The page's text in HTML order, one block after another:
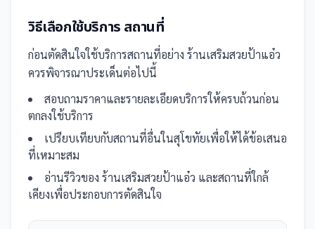
วิธีเลือกใช้บริการ สถานที่
ก่อนตัดสินใจใช้บริการสถานที่อย่าง ร้านเสริมสวยป้าแอ๋ว
ควรพิจารณาประเด็นต่อไปนี้
สอบถามราคาและรายละเอียดบริการให้ครบถ้วนก่อน
ตกลงใช้บริการ
เปรียบเทียบกับสถานที่อื่นในสุโขทัยเพื่อให้ได้ข้อเสนอ
ที่เหมาะสม
อ่านรีวิวของ ร้านเสริมสวยป้าแอ๋ว และสถานที่ใกล้
เคียงเพื่อประกอบการตัดสินใจ